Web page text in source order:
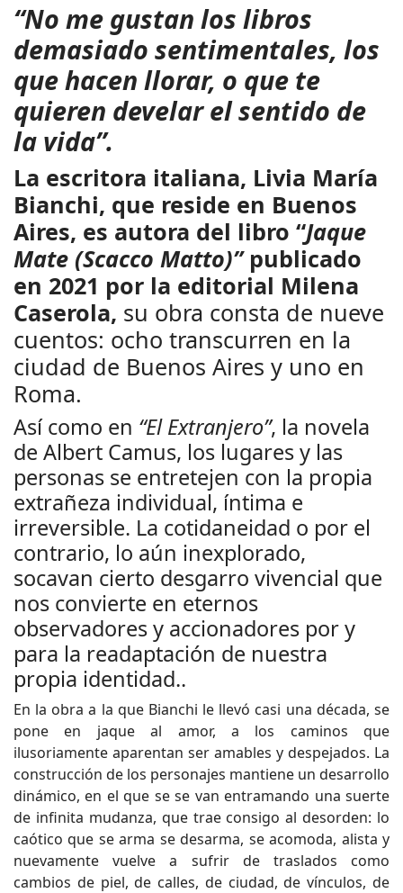
“No me gustan los libros
demasiado sentimentales, los
que hacen llorar, o que te
quieren develar el sentido de
la vida”.
La escritora italiana, Livia María
Bianchi, que reside en Buenos
Aires, es autora del libro “Jaque
Mate (Scacco Matto)”publicado
en 2021 por la editorial Milena
Caserola, su obra consta de nueve
cuentos: ocho transcurren en la
ciudad de Buenos Aires y uno en
Roma.
Así como en “El Extranjero”, la novela
de Albert Camus, los lugares y las
personas se entretejen con la propia
extrañeza individual, íntima e
irreversible. La cotidaneidad o por el
contrario, lo aún inexplorado,
socavan cierto desgarro vivencial que
nos convierte en eternos
observadores y accionadores por y
para la readaptación de nuestra
propia identidad..
En la obra a la que Bianchi le llevó casi una década, se
pone en jaque al amor, a los caminos que
ilusoriamente aparentan ser amables y despejados. La
construcción de los personajes mantiene un desarrollo
dinámico, en el que se se van entramando una suerte
de infinita mudanza, que trae consigo al desorden: lo
caótico que se arma se desarma, se acomoda, alista y
nuevamente vuelve a sufrir de traslados como
cambios de piel, de calles, de ciudad, de vínculos, de